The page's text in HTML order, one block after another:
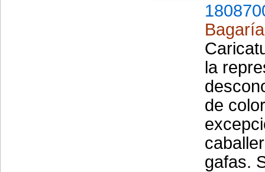
la
de
gafas.